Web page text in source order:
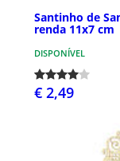
Santinho de
renda 11x7 cm
DISPONÍVEL
€ 2,49